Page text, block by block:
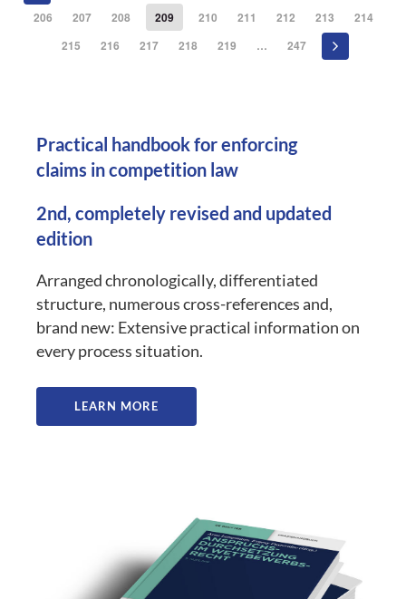
206
207 208 209 210 211 212 213
214
215
216 217 218 219 … 247
Practical handbook for enforcing
claims in competition law
2nd, completely revised and updated
edition
Arranged chronologically, differentiated
structure, numerous cross-references and,
brand new: Extensive practical information on
every process situation.
LEARN MORE